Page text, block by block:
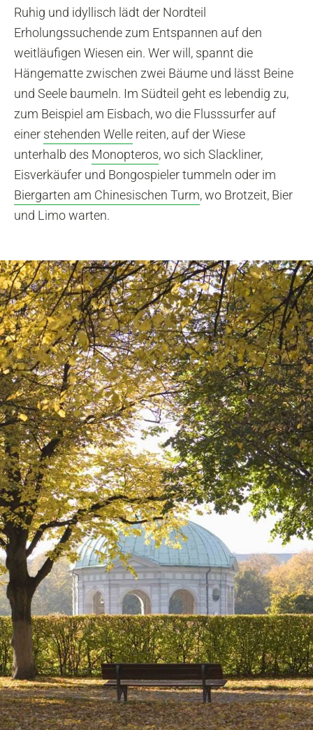
Ruhig und idyllisch lädt der Nordteil
Erholungssuchende zum Entspannen auf den
weitläufigen Wiesen ein. Wer will, spannt die
Hängematte zwischen zwei Bäume und lässt Beine
und Seele baumeln. Im Südteil geht es lebendig zu,
zum Beispiel am Eisbach, wo die Flusssurfer auf
einer stehenden Welle reiten, auf der Wiese
unterhalb des Monopteros, wo sich Slackliner,
Eisverkäufer und Bongospieler tummeln oder im
Biergarten am Chinesischen Turm, wo Brotzeit, Bier
und Limo warten.